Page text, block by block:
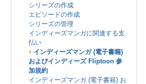
シリーズの作成
エピソードの作成
シリーズの管理
インディーズマンガに関連する支
払い
インディーズマンガ (電子書籍)
およびインディーズ Fliptoon 参
加規約
インディーズマンガ (電子書籍) お